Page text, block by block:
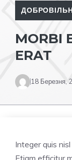
MORBI
ERAT
18 Березня,
Integer quis
Etiam efficitur